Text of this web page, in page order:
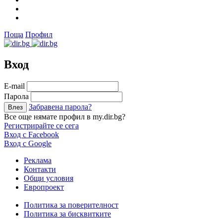
Поща Профил
Вход
Е-mail
Парола
Забравена парола?
Все още нямате профил в my.dir.bg?
Регистрирайте се сега
Вход с Facebook
Вход с Google
Реклама
Контакти
Общи условия
Европроект
Политика за поверителност
Политика за бисквитките